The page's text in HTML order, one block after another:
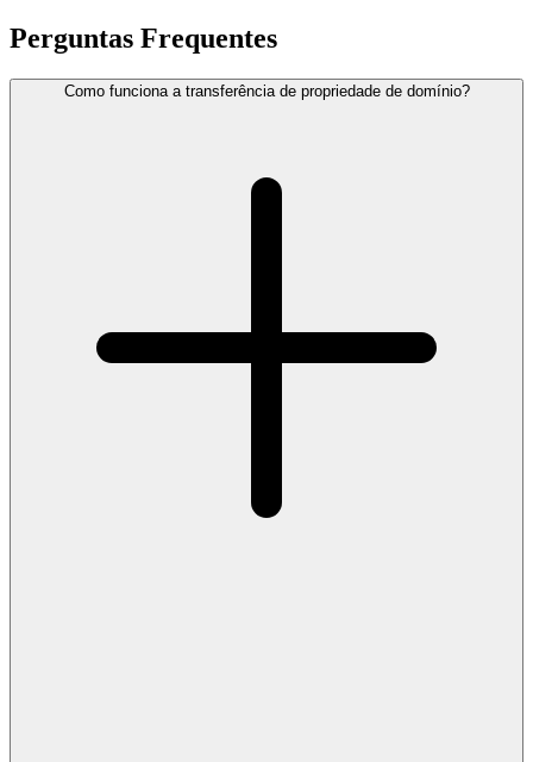
Perguntas Frequentes
Como funciona a transferência de propriedade de domínio?